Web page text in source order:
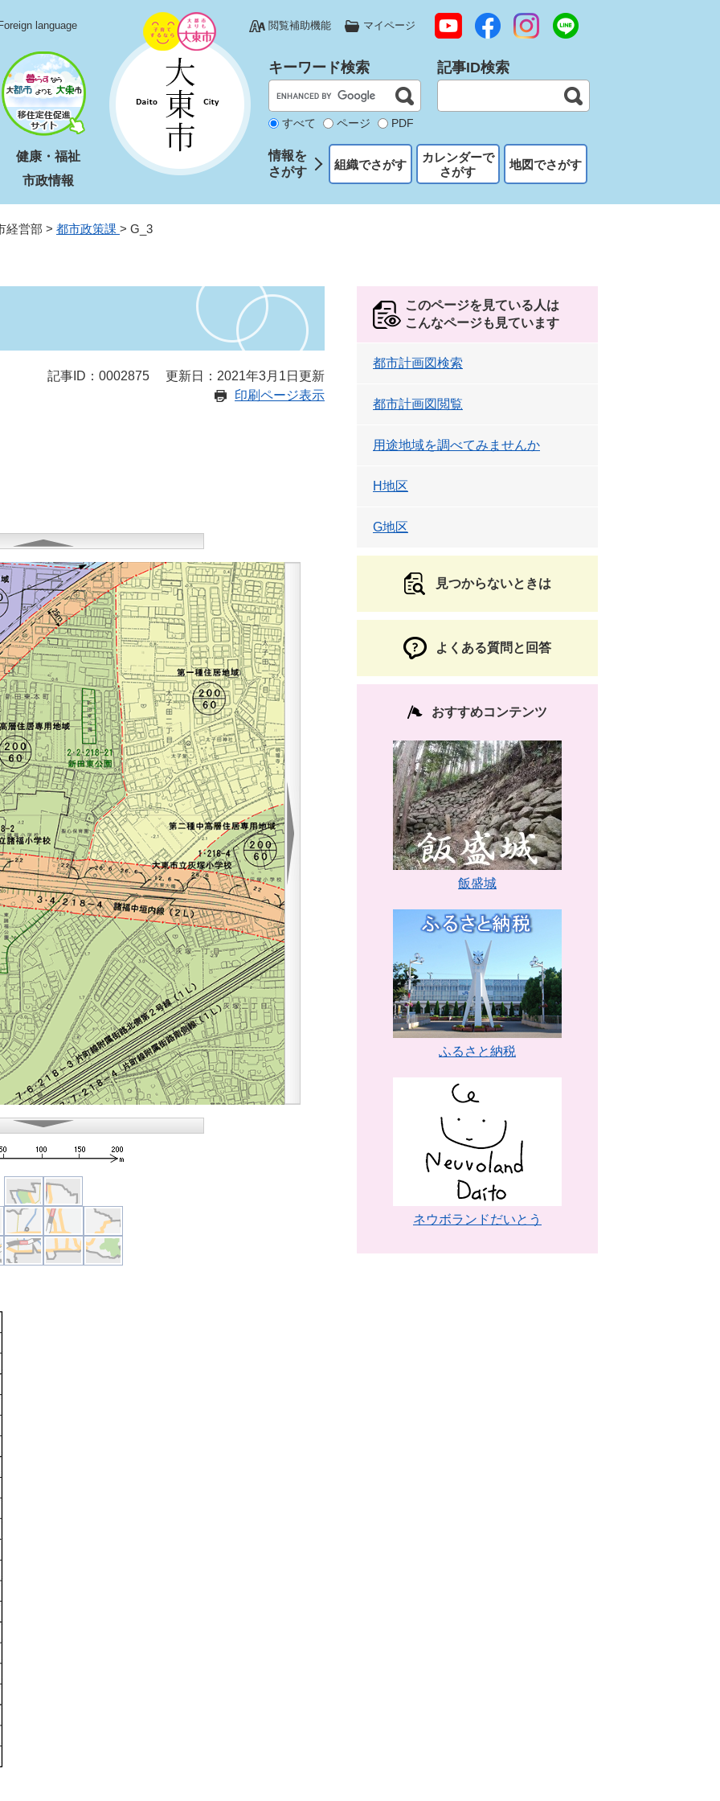
language 閲覧補助機能 マイページ
健康・福祉
市政情報
キーワード検索
すべて ページ PDF
記事ID検索
情報を
さがす
組織でさがす
カレンダーで
さがす
地図でさがす
経営部 > 都市政策課 > G_3
記事ID：0002875
更新日：2021年3月1日更新
印刷ページ表示
このページを見ている人は
こんなページも見ています
都市計画図検索
都市計画図閲覧
用途地域を調べてみませんか
H地区
G地区
見つからないときは
よくある質問と回答
おすすめコンテンツ
飯盛城
ふるさと納税
ネウボランドだいとう